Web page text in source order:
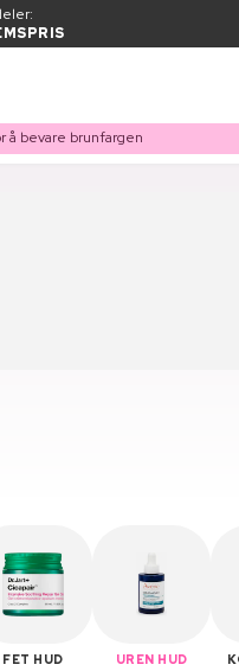
å bevare brunfargen
FET HUD UREN HUD